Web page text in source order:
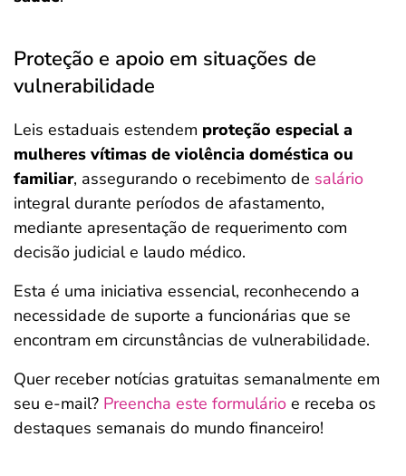
Proteção e apoio em situações de
vulnerabilidade
Leis estaduais estendem proteção especial a
mulheres vítimas de violência doméstica ou
familiar, assegurando o recebimento de salário
integral durante períodos de afastamento,
mediante apresentação de requerimento com
decisão judicial e laudo médico.
Esta é uma iniciativa essencial, reconhecendo a
necessidade de suporte a funcionárias que se
encontram em circunstâncias de vulnerabilidade.
Quer receber notícias gratuitas semanalmente em
seu e-mail? Preencha este formulário e receba os
destaques semanais do mundo financeiro!